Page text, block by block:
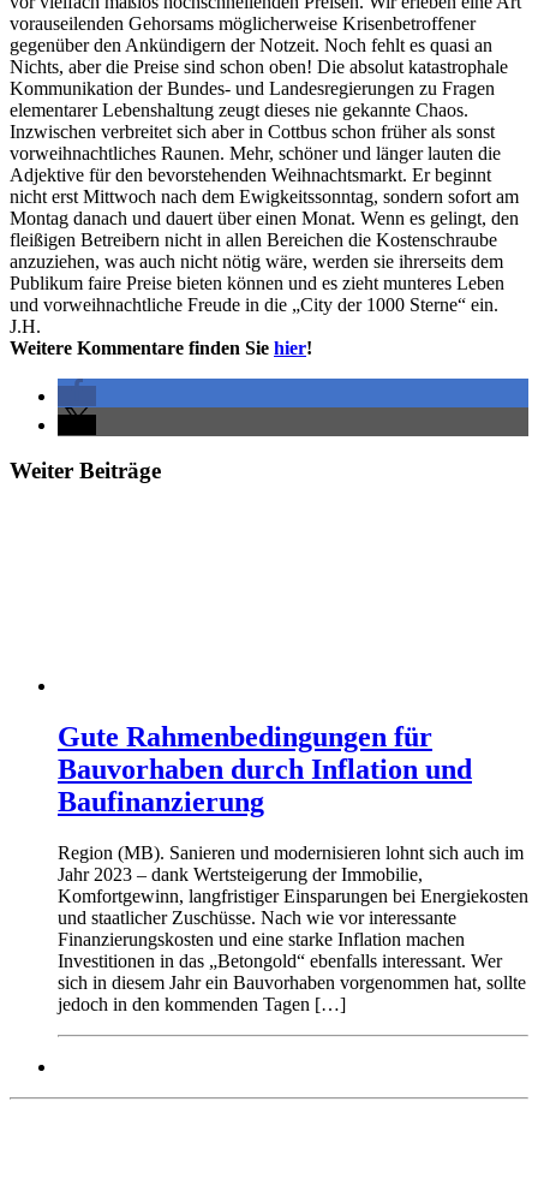
vorauseilenden Gehorsams möglicherweise Krisenbetroffener
gegenüber den Ankündigern der Notzeit. Noch fehlt es quasi an
Nichts, aber die Preise sind schon oben! Die absolut katastrophale
Kommunikation der Bundes- und Landesregierungen zu Fragen
elementarer Lebenshaltung zeugt dieses nie gekannte Chaos.
Inzwischen verbreitet sich aber in Cottbus schon früher als sonst
vorweihnachtliches Raunen. Mehr, schöner und länger lauten die
Adjektive für den bevorstehenden Weihnachtsmarkt. Er beginnt
nicht erst Mittwoch nach dem Ewigkeitssonntag, sondern sofort am
Montag danach und dauert über einen Monat. Wenn es gelingt, den
fleißigen Betreibern nicht in allen Bereichen die Kostenschraube
anzuziehen, was auch nicht nötig wäre, werden sie ihrerseits dem
Publikum faire Preise bieten können und es zieht munteres Leben
und vorweihnachtliche Freude in die „City der 1000 Sterne“ ein.
J.H.
Weitere Kommentare finden Sie hier!
Weiter Beiträge
Gute Rahmenbedingungen für
Bauvorhaben durch Inflation und
Baufinanzierung
Region (MB). Sanieren und modernisieren lohnt sich auch im
Jahr 2023 – dank Wertsteigerung der Immobilie,
Komfortgewinn, langfristiger Einsparungen bei Energiekosten
und staatlicher Zuschüsse. Nach wie vor interessante
Finanzierungskosten und eine starke Inflation machen
Investitionen in das „Betongold“ ebenfalls interessant. Wer
sich in diesem Jahr ein Bauvorhaben vorgenommen hat, sollte
jedoch in den kommenden Tagen […]